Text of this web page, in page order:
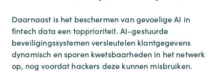
Daarnaast is het beschermen van gevoelige AI in
fintech data een topprioriteit. AI-gestuurde
beveiligingssystemen versleutelen klantgegevens
dynamisch en sporen kwetsbaarheden in het netwerk
op, nog voordat hackers deze kunnen misbruiken.